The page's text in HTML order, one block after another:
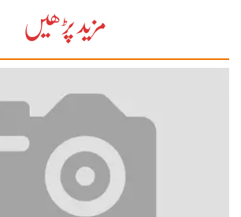
مزید پڑھیں